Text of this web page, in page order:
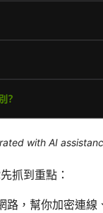
with AI
抓到重點：
路，幫你加密連線